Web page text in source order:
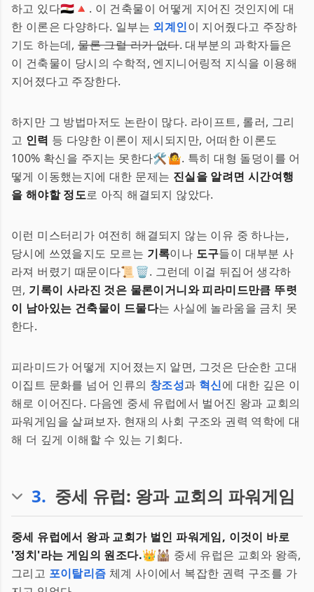
하고 있다🇪🇬🔺. 이 건축물이 어떻게 지어진 것인지에 대
한 이론은 다양하다. 일부는 외계인이 지어줬다고 주장하
기도 하는데,물론 그럴 리가 없다. 대부분의 과학자들은
이 건축물이 당시의 수학적, 엔지니어링적 지식을 이용해
지어졌다고 주장한다.
하지만 그 방법마저도 논란이 많다. 라이프트, 롤러, 그리
고 인력 등 다양한 이론이 제시되지만, 어떠한 이론도
100% 확신을 주지는 못한다🛠️🤷. 특히 대형 돌덩이를 어
떻게 이동했는지에 대한 문제는 진실을 알려면 시간여행
을 해야할 정도로 아직 해결되지 않았다.
이런 미스터리가 여전히 해결되지 않는 이유 중 하나는,
당시에 쓰였을지도 모르는 기록이나 도구들이 대부분 사
라져 버렸기 때문이다📜🗑️. 그런데 이걸 뒤집어 생각하
면, 기록이 사라진 것은 물론이거니와 피라미드만큼 뚜렷
이 남아있는 건축물이 드물다는 사실에 놀라움을 금치 못
한다.
피라미드가 어떻게 지어졌는지 알면, 그것은 단순한 고대
이집트 문화를 넘어 인류의 창조성과 혁신에 대한 깊은 이
해로 이어진다. 다음엔 중세 유럽에서 벌어진 왕과 교회의
파워게임을 살펴보자. 현재의 사회 구조와 권력 역학에 대
해 더 깊게 이해할 수 있는 기회다.
3. 중세 유럽: 왕과 교회의 파워게임
중세 유럽에서 왕과 교회가 벌인 파워게임, 이것이 바로
'정치'라는 게임의 원조다.👑🕍 중세 유럽은 교회와 왕족,
그리고 포이탈리즘 체계 사이에서 복잡한 권력 구조를 가